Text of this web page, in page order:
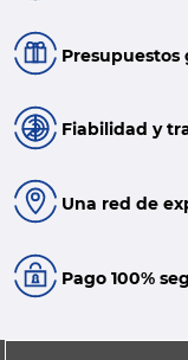
Fiabilidad y
Una red de
Pago 100%